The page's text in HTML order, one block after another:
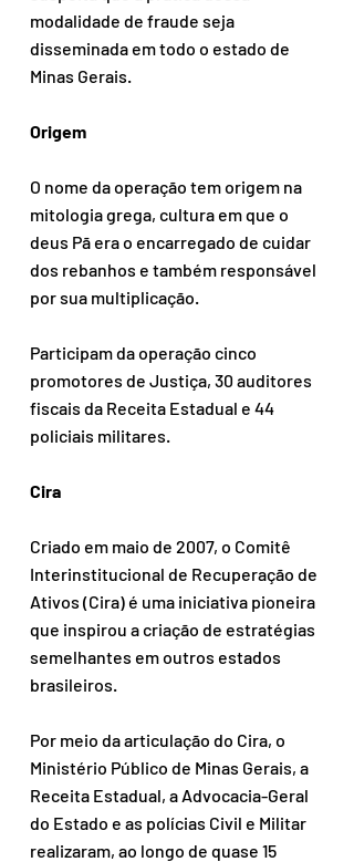
modalidade de fraude seja
disseminada em todo o estado de
Minas Gerais.
Origem
O nome da operação tem origem na
mitologia grega, cultura em que o
deus Pã era o encarregado de cuidar
dos rebanhos e também responsável
por sua multiplicação.
Participam da operação cinco
promotores de Justiça, 30 auditores
fiscais da Receita Estadual e 44
policiais militares.
Cira
Criado em maio de 2007, o Comitê
Interinstitucional de Recuperação de
Ativos (Cira) é uma iniciativa pioneira
que inspirou a criação de estratégias
semelhantes em outros estados
brasileiros.
Por meio da articulação do Cira, o
Ministério Público de Minas Gerais, a
Receita Estadual, a Advocacia-Geral
do Estado e as polícias Civil e Militar
realizaram, ao longo de quase 15